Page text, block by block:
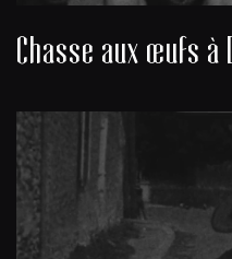
Chasse aux œufs à